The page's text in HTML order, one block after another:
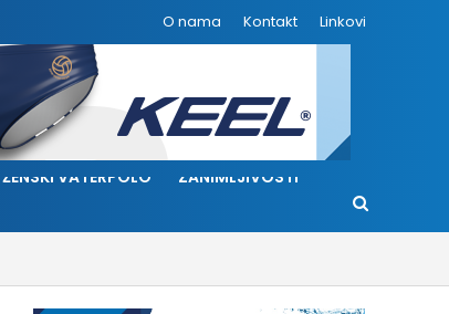
O nama Kontakt Linkovi
ŽENSKI VATERPOLO ZANIMLJIVOSTI